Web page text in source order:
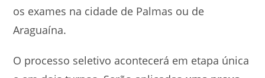
os exames na cidade de Palmas ou de
Araguaína.
O processo seletivo acontecerá em etapa única